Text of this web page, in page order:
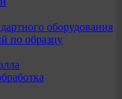
оборудования
по образцу